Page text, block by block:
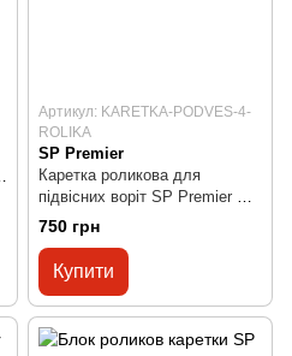
Артикул: KARETKA-PODVES-4-
ROLIKA
SP Premier
Каретка роликова для
підвісних воріт SP Premier SV-
4
750 грн
Купити